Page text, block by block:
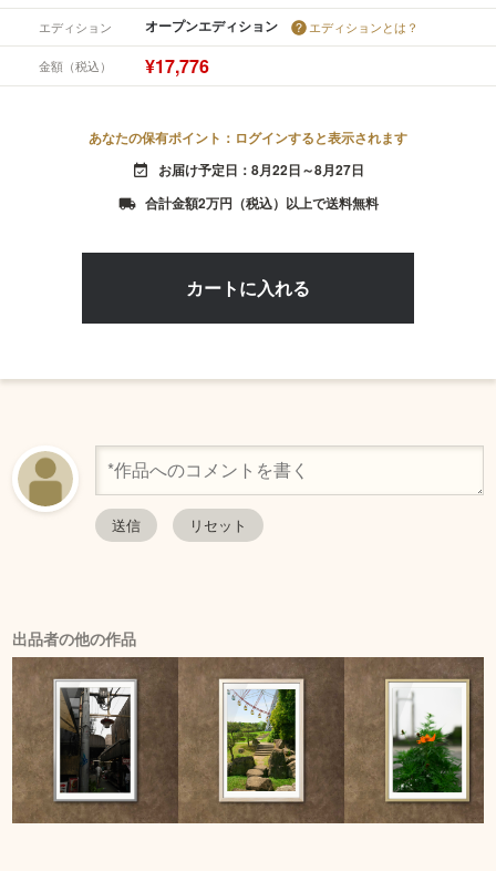
エディション オープンエディション エディションとは？
金額（税込） ¥17,776
あなたの保有ポイント：ログインすると表示されます
event_available お届け予定日：8月22日～8月27日
local_shipping 合計金額2万円（税込）以上で送料無料
出品者の他の作品